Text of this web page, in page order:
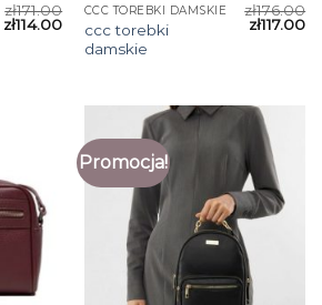
zł171.00
zł114.00
CCC TOREBKI DAMSKIE
ccc torebki
damskie
zł176.00
zł117.00
Promocja!